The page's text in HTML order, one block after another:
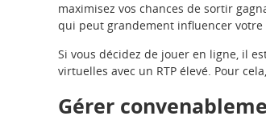
maximisez vos chances de sortir
qui peut grandement influencer
Si vous décidez de jouer en ligne, il
virtuelles avec un RTP élevé. Pour cela,
Gérer